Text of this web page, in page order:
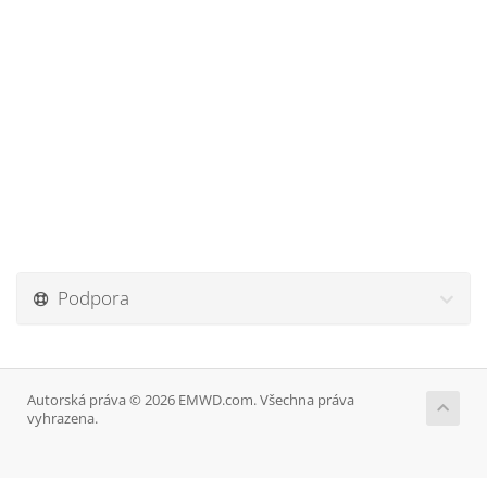
Podpora
Autorská práva © 2026 EMWD.com. Všechna práva
vyhrazena.